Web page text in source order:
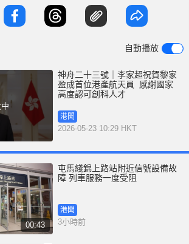
功。 李家超祝賀黎家盈代表香港特
家航天任務，在太空翱翔探索。他指
自動播放
神舟二十三號｜李家超祝賀黎家
盈成首位港產航天員 感謝國家
高度認可創科人才
港聞
2026-05-23 10:29 HKT
00:43
屯馬綫錦上路站附近信號設備故
障 列車服務一度受阻
港聞
3小時前